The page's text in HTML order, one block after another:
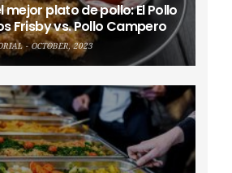
mejor plato de pollo: El Pollo
Frisby vs. Pollo Campero
OCTOBER, 2023